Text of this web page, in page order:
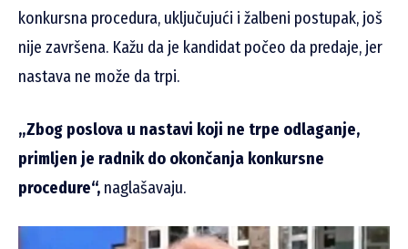
konkursna procedura, uključujući i žalbeni postupak, još
nije završena. Kažu da je kandidat počeo da predaje, jer
nastava ne može da trpi.
„Zbog poslova u nastavi koji ne trpe odlaganje,
primljen je radnik do okončanja konkursne
procedure“, naglašavaju.